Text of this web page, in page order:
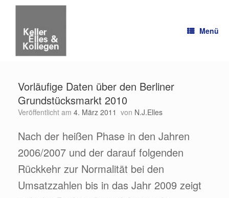
Menü
Vorläufige Daten über den Berliner
Grundstücksmarkt 2010
Veröffentlicht am 4. März 2011 von N.J.Elles
Nach der heißen Phase in den Jahren
2006/2007 und der darauf folgenden
Rückkehr zur Normalität bei den
Umsatzzahlen bis in das Jahr 2009 zeigt